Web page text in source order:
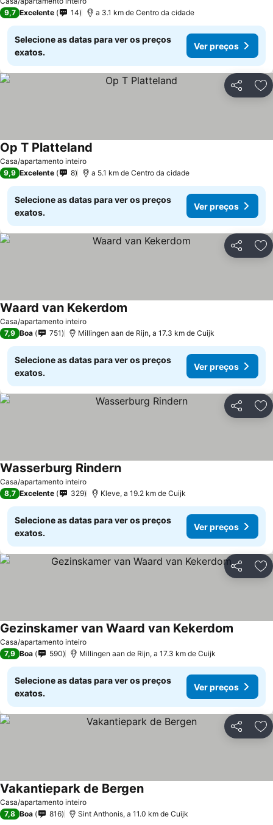
9,7 Excelente 14 a 3.1 km de Centro da cidade
Selecione as datas para ver os preços
exatos.
Ver preços
Partilhar
Casa/apartamento inteiro
Op T Platteland
9,9 Excelente 8 a 5.1 km de Centro da cidade
Selecione as datas para ver os preços
exatos.
Ver preços
Partilhar
Casa/apartamento inteiro
Waard van Kekerdom
7,9 Boa 751 Millingen aan de Rijn, a 17.3 km de Cuijk
Selecione as datas para ver os preços
exatos.
Ver preços
Partilhar
Casa/apartamento inteiro
Wasserburg RindernVer preços
8,7 Excelente 329 Kleve, a 19.2 km de Cuijk
Selecione as datas para ver os preços
exatos.
Ver preços
Partilhar
Casa/apartamento inteiro
Gezinskamer van Waard van Kekerdom
7,9 Boa 590 Millingen aan de Rijn, a 17.3 km de Cuijk
Selecione as datas para ver os preços
exatos.
Ver preços
Partilhar
Casa/apartamento inteiro
Vakantiepark de BergenVer preços
7,8 Boa 816 Sint Anthonis, a 11.0 km de Cuijk